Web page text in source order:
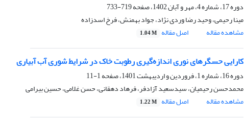
دوره 17، شماره 4، مهر و آبان 1402، صفحه
719-733
مینا رحیمی، وحید رضا وردی نژاد، جواد بهمنش، فرخ اسدزاده
مشاهده مقاله
اصل مقاله 1.04 M
کارایی حسگرهای نوری اندازه‌گیری رطوبت خاک در شرایط شوری آب آبیاری
دوره 16، شماره 1، فروردین و اردیبهشت 1401، صفحه
1-11
محمدحسن رحیمیان، سیدسعید آزادفر، فرهاد دهقانی، حسن غلامی، حسین بیرامی
مشاهده مقاله
اصل مقاله 1.22 M